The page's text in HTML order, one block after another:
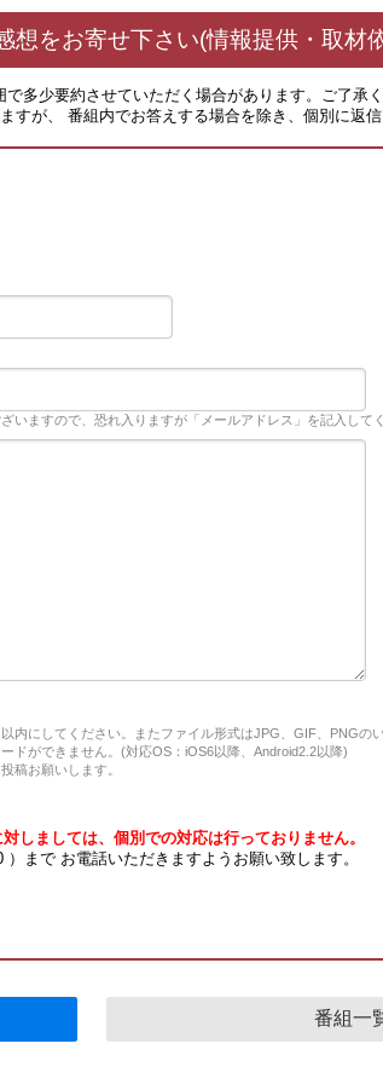
想をお寄せ下さい(情報提供・取材
多少要約させていただく場合があります。ご了承く
が、 番組内でお答えする場合を除き、個別に返
いますので、恐れ入りますが「メールアドレス」を記入して
にしてください。またファイル形式はJPG、GIF、PNGのい
ドができません。(対応OS：iOS6以降、Android2.2以降)
稿お願いします。
しましては、個別での対応は行っておりません。
まで お電話いただきますようお願い致します。
番組一